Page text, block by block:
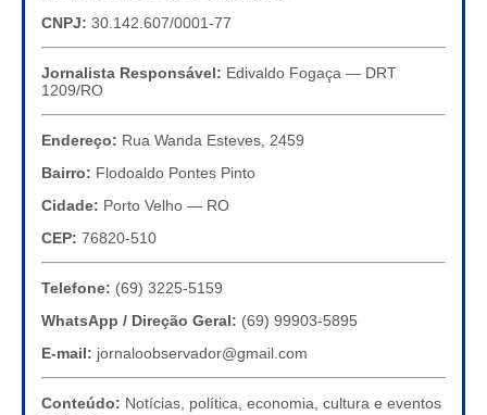
CNPJ: 30.142.607/0001-77
Jornalista Responsável: Edivaldo Fogaça — DRT
1209/RO
Endereço: Rua Wanda Esteves, 2459
Bairro: Flodoaldo Pontes Pinto
Cidade: Porto Velho — RO
CEP: 76820-510
Telefone: (69) 3225-5159
WhatsApp / Direção Geral: (69) 99903-5895
E-mail: jornaloobservador@gmail.com
Conteúdo: Notícias, política, economia, cultura e eventos